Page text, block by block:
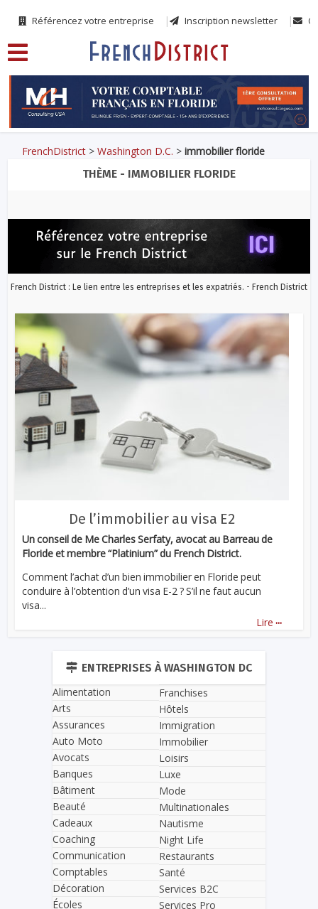
Référencez votre entreprise Inscription newsletter
FrenchDistrict >Washington D.C. >immobilier floride
THÈME - IMMOBILIER FLORIDE
French District : Le lien entre les entreprises et les expatriés. - French District
De l’immobilier au visa E2
Un conseil de Me Charles Serfaty, avocat au Barreau de
Floride et membre “Platinium” du French District.
Comment l’achat d’un bien immobilier en Floride peut
conduire à l’obtention d’un visa E-2 ? S’il ne faut aucun
visa...
Lire ...
ENTREPRISES À WASHINGTON DC
Alimentation
Arts
Assurances
Auto Moto
Avocats
Banques
Bâtiment
Beauté
Cadeaux
Coaching
Communication
Comptables
Décoration
Écoles
Franchises
Hôtels
Immigration
Immobilier
Loisirs
Luxe
Mode
Multinationales
Nautisme
Night Life
Restaurants
Santé
Services B2C
Services Pro